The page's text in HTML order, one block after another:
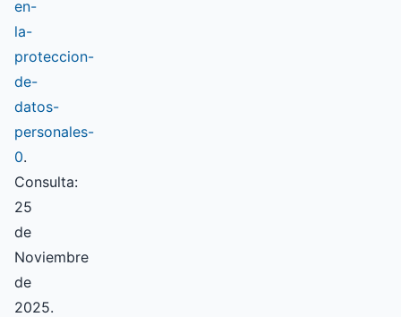
en-
la-
proteccion-
de-
datos-
personales-
0.
Consulta:
25
de
Noviembre
de
2025.